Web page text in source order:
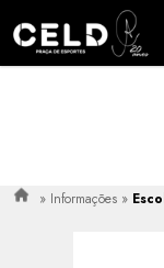
» Informações »